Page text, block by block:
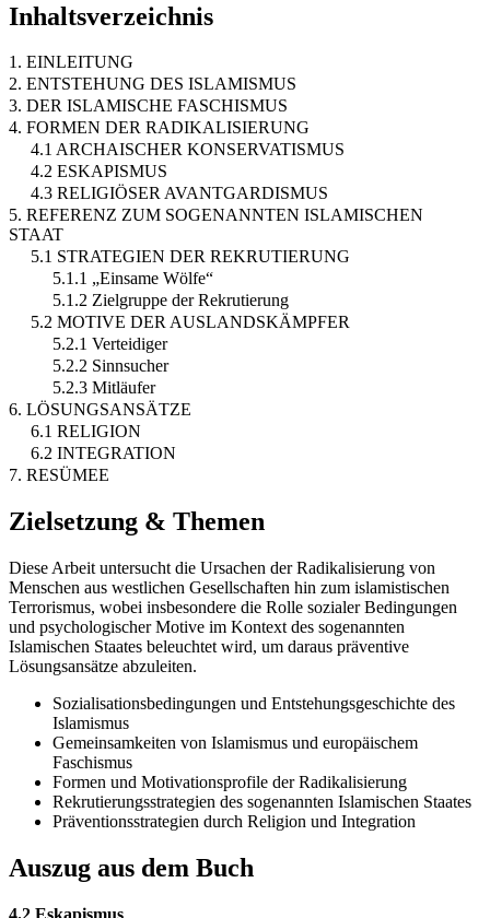
Inhaltsverzeichnis
1. EINLEITUNG
2. ENTSTEHUNG DES ISLAMISMUS
3. DER ISLAMISCHE FASCHISMUS
4. FORMEN DER RADIKALISIERUNG
4.1 ARCHAISCHER KONSERVATISMUS
4.2 ESKAPISMUS
4.3 RELIGIÖSER AVANTGARDISMUS
5. REFERENZ ZUM SOGENANNTEN ISLAMISCHEN
STAAT
5.1 STRATEGIEN DER REKRUTIERUNG
5.1.1 „Einsame Wölfe“
5.1.2 Zielgruppe der Rekrutierung
5.2 MOTIVE DER AUSLANDSKÄMPFER
5.2.1 Verteidiger
5.2.2 Sinnsucher
5.2.3 Mitläufer
6. LÖSUNGSANSÄTZE
6.1 RELIGION
6.2 INTEGRATION
7. RESÜMEE
Zielsetzung & Themen
Diese Arbeit untersucht die Ursachen der Radikalisierung von
Menschen aus westlichen Gesellschaften hin zum islamistischen
Terrorismus, wobei insbesondere die Rolle sozialer Bedingungen
und psychologischer Motive im Kontext des sogenannten
Islamischen Staates beleuchtet wird, um daraus präventive
Lösungsansätze abzuleiten.
Sozialisationsbedingungen und Entstehungsgeschichte des
Islamismus
Gemeinsamkeiten von Islamismus und europäischem
Faschismus
Formen und Motivationsprofile der Radikalisierung
Rekrutierungsstrategien des sogenannten Islamischen Staates
Präventionsstrategien durch Religion und Integration
Auszug aus dem Buch
4.2 Eskapismus